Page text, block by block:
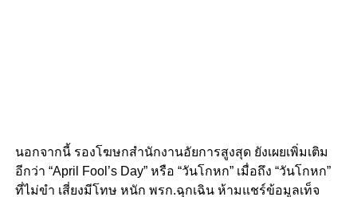
นอกจากนี้ รองโฆษกสำนักงานอัยการสูงสุด ยังเผยเพิ่มเติม
อีกว่า “April Fool’s Day” หรือ “วันโกหก” เมื่อถึง “วันโกหก”
ที่ไม่ขำ เสี่ยงมีโทษ หนัก พรก.ฉุกเฉิน ห้ามแชร์ข้อมูลเท็จ